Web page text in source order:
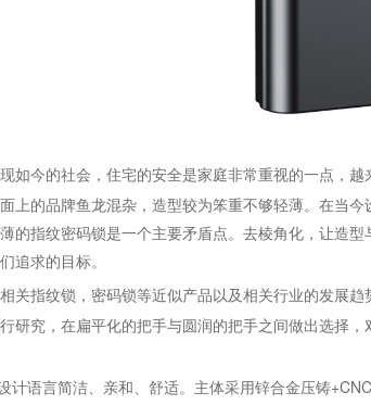
如今的社会，住宅的安全是家庭非常重视的一点，
上的品牌鱼龙混杂，造型较为笨重不够轻薄。在当
的指纹密码锁是一个主要矛盾点。去棱角化，让造
追求的目标。
关指纹锁，密码锁等近似产品以及相关行业的发展
研究，在扁平化的把手与圆润的把手之间做出选择
计语言简洁、亲和、舒适。主体采用锌合金压铸